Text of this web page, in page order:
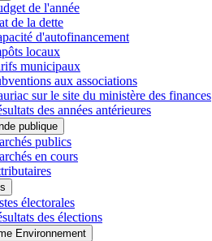
de l'année
de la dette
d'autofinancement
locaux
municipaux
aux associations
sur le site du ministère des finances
des années antérieures
publique
publics
en cours
électorales
des élections
Environnement